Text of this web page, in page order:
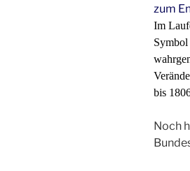
zum
Im
Symbol
bis
Noch